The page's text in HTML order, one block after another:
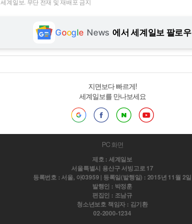
계일보. 무단 전재 및 재배포 금지
Google News 에서 세계일보 팔로우
지면보다 빠르게!
세계일보를 만나보세요
PC 화면
제호 : 세계일보
서울특별시 용산구 서빙고로 17
등록번호 : 서울, 아03959 | 등록일(발행일) : 2015년 11월 2일
발행인 : 박정훈
편집인 : 조남규
청소년보호 책임자 : 김기환
02-2000-1234